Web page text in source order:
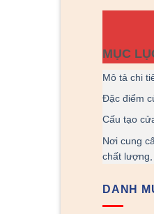
MỤC
Mô tả chi
Đặc điểm
Cấu tạo
Nơi cung
chất
DANH